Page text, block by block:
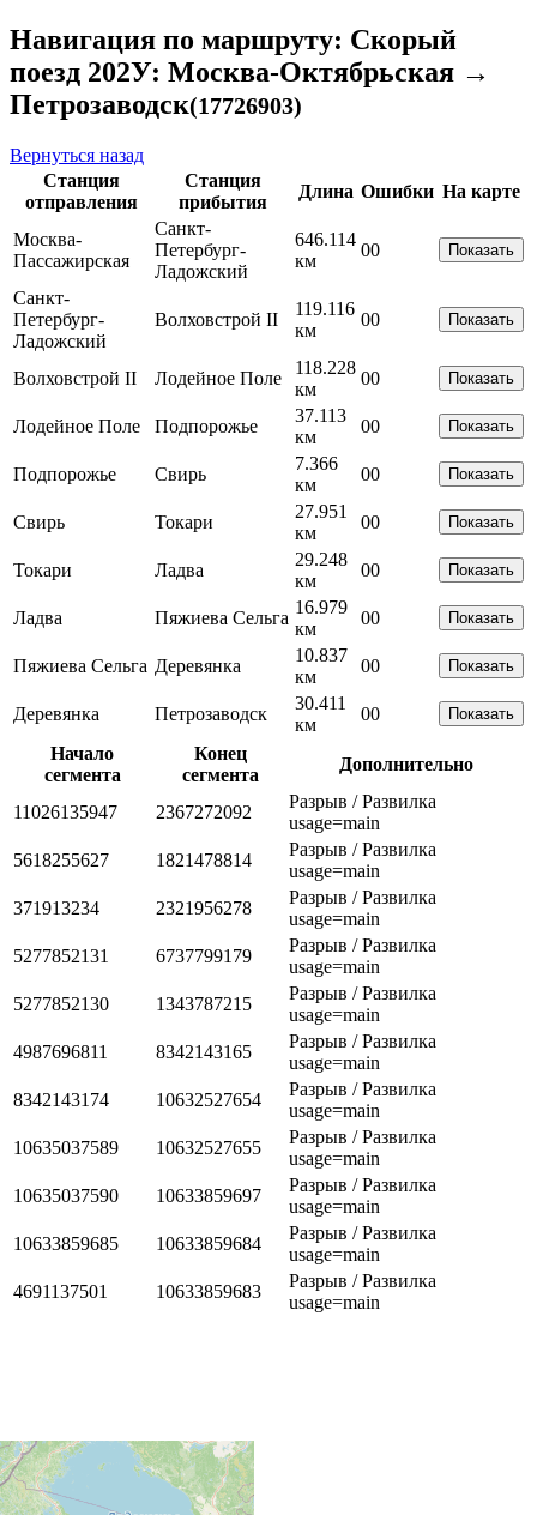
Навигация по маршруту: Скорый
поезд 202У: Москва-Октябрьская →
Петрозаводск(17726903)
Вернуться назад
Станция
отправления
Станция
прибытия
Длина Ошибки На карте
Москва-
Пассажирская
Санкт-
Петербург-
Ладожский
646.114
км
00 Показать
Санкт-
Петербург-
Ладожский
Волховстрой II
119.116
км
00 Показать
Волховстрой II Лодейное Поле
118.228
км
00 Показать
Лодейное Поле Подпорожье
37.113
км
00 Показать
Подпорожье Свирь
7.366
км
00 Показать
Свирь Токари
27.951
км
00 Показать
Токари Ладва
29.248
км
00 Показать
Ладва Пяжиева Сельга
16.979
км
00 Показать
Пяжиева Сельга Деревянка
10.837
км
00 Показать
Деревянка Петрозаводск
30.411
км
00 Показать
Начало
сегмента
Конец
сегмента
Дополнительно
11026135947 2367272092
Разрыв / Развилка
usage=main
5618255627
1821478814
Разрыв / Развилка
usage=main
371913234
2321956278
Разрыв / Развилка
usage=main
5277852131
6737799179
Разрыв / Развилка
usage=main
5277852130
1343787215
Разрыв / Развилка
usage=main
4987696811
8342143165
Разрыв / Развилка
usage=main
8342143174
10632527654
Разрыв / Развилка
usage=main
10635037589
10632527655
Разрыв / Развилка
usage=main
10635037590
10633859697
Разрыв / Развилка
usage=main
10633859685
10633859684
Разрыв / Развилка
usage=main
4691137501
10633859683
Разрыв / Развилка
usage=main